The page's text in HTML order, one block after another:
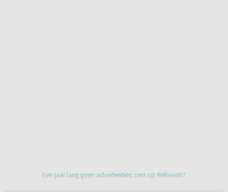
Een jaar lang geen advertenties zien op Refoweb?